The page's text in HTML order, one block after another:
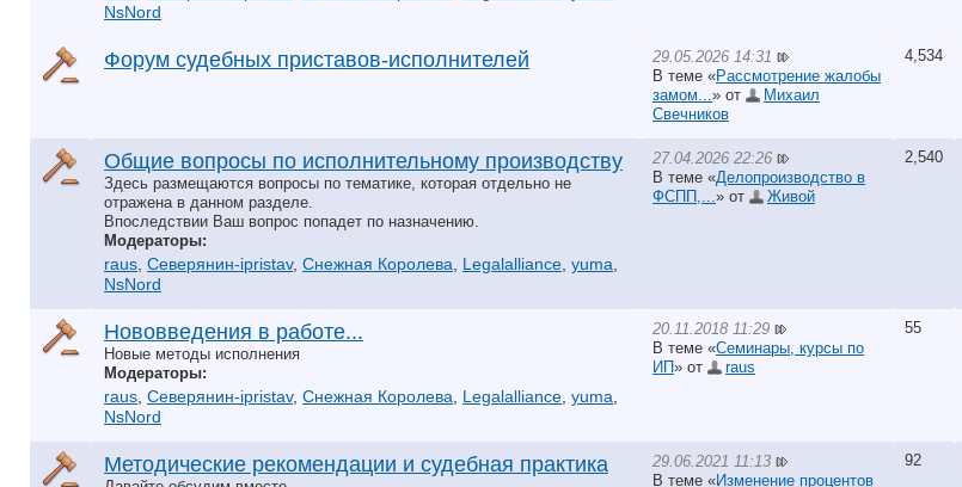
NsNord
Форум судебных приставов-исполнителей
29.05.2026 14:31
В теме «Рассмотрение жалобы
замом... » от
Михаил
Свечников
4,534
Общие вопросы по исполнительному производству
Здесь размещаются вопросы по тематике, которая отдельно не
отражена в данном разделе.
Впоследствии Ваш вопрос попадет по назначению.
Модераторы:
raus Северянин-ipristav, Снежная Королева Legalalliance yuma
NsNord
27.04.2026 22:26
В теме «Делопроизводство в
ФСПП,... » от Живой
2,540
Нововведения в работе...
Новые методы исполнения
Модераторы:
raus Северянин-ipristav, Снежная Королева Legalalliance yuma
NsNord
20.11.2018 11:29
В теме «Семинары, курсы по
ИП» от raus
55
Методические рекомендации и судебная практика
29.06.2021 11:13
В теме «Изменение процентов
92